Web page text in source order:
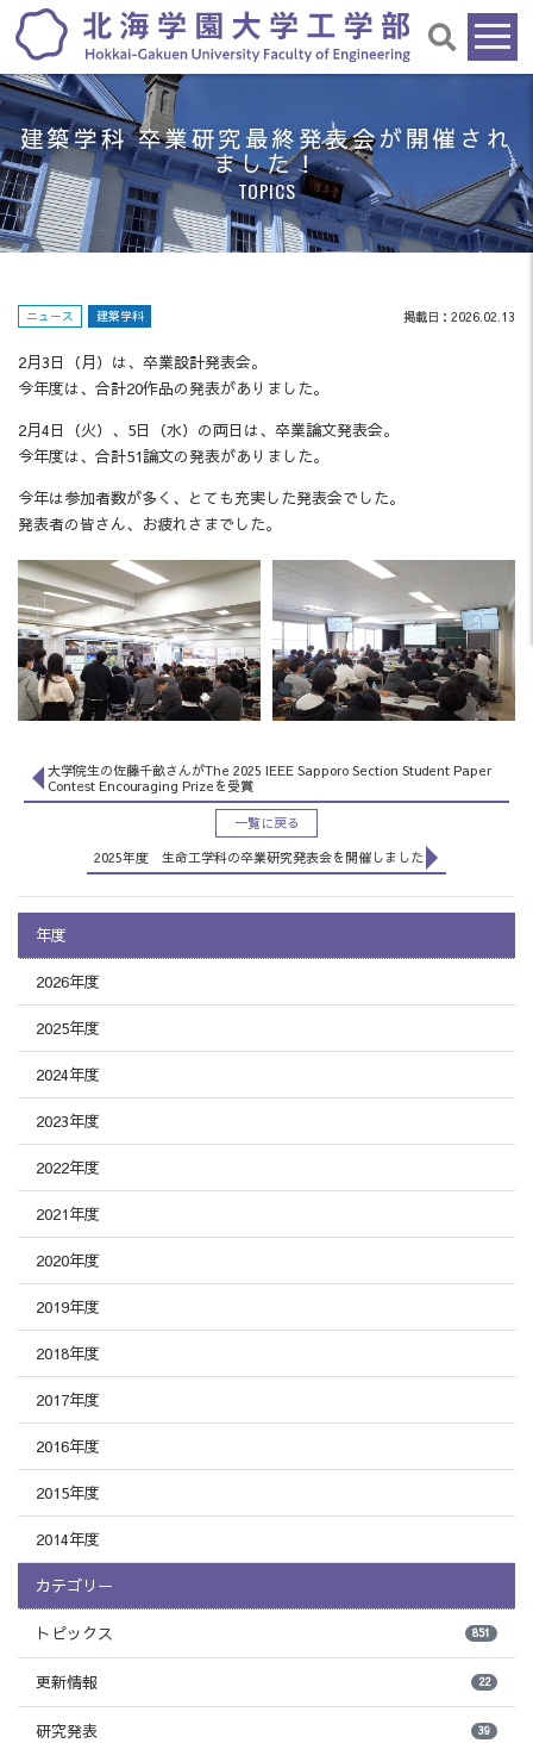
建築学科 卒業研究最終発表会が開催され
ました！
TOPICS
ニュース 建築学科 掲載日：2026.02.13
2月3日（月）は、卒業設計発表会。
今年度は、合計20作品の発表がありました。
2月4日（火）、5日（水）の両日は、卒業論文発表会。
今年度は、合計51論文の発表がありました。
今年は参加者数が多く、とても充実した発表会でした。
発表者の皆さん、お疲れさまでした。
大学院生の佐藤千畝さんがThe 2025 IEEE Sapporo Section Student Paper
Contest Encouraging Prizeを受賞
一覧に戻る
2025年度 生命工学科の卒業研究発表会を開催しました
年度
2026年度
2025年度
2024年度
2023年度
2022年度
2021年度
2020年度
2019年度
2018年度
2017年度
2016年度
2015年度
2014年度
カテゴリー
トピックス 851
更新情報 22
研究発表 39